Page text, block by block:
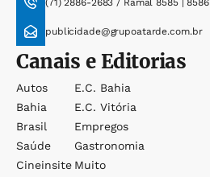
(71) 2886-2683 / Ramal 8585 | 8586
publicidade@grupoatarde.com.br
Canais e Editorias
Autos
Bahia
Brasil
Saúde
Cineinsite
E.c. Bahia
E.c. Vitória
Empregos
Gastronomia
Muito